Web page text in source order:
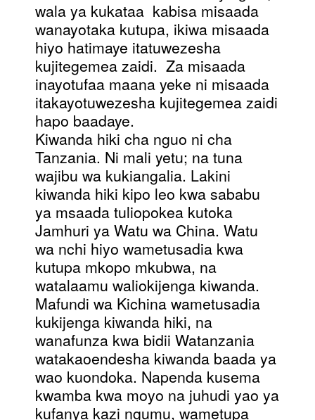
wala ya kukataa kabisa misaada
wanayotaka kutupa, ikiwa misaada
hiyo hatimaye itatuwezesha
kujitegemea zaidi. Za misaada
inayotufaa maana yeke ni misaada
itakayotuwezesha kujitegemea zaidi
hapo baadaye.
Kiwanda hiki cha nguo ni cha
Tanzania. Ni mali yetu; na tuna
wajibu wa kukiangalia. Lakini
kiwanda hiki kipo leo kwa sababu
ya msaada tuliopokea kutoka
Jamhuri ya Watu wa China. Watu
wa nchi hiyo wametusadia kwa
kutupa mkopo mkubwa, na
watalaamu waliokijenga kiwanda.
Mafundi wa Kichina wametusadia
kukijenga kiwanda hiki, na
wanafunza kwa bidii Watanzania
watakaoendesha kiwanda baada ya
wao kuondoka. Napenda kusema
kwamba kwa moyo na juhudi yao ya
kufanya kazi ngumu, wametupa